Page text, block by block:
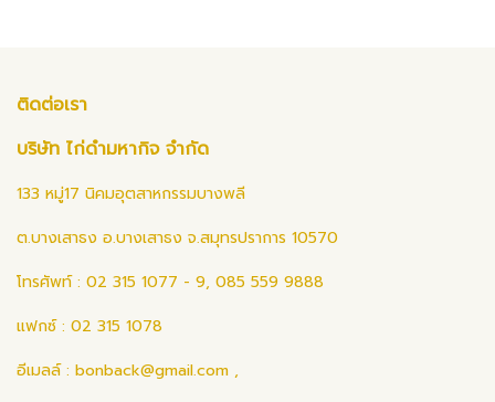
ติดต่อเรา
บริษัท ไก่ดำมหากิจ จำกัด
133 หมู่17 นิคมอุตสาหกรรมบางพลี
ต.บางเสาธง อ.บางเสาธง จ.สมุทรปราการ 10570
โทรศัพท์ : 02 315 1077 - 9, 085 559 9888
แฟกซ์ : 02 315 1078
อีเมลล์ : bonback@gmail.com ,